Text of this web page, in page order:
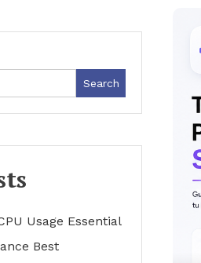
Search
Usage Essential
Best